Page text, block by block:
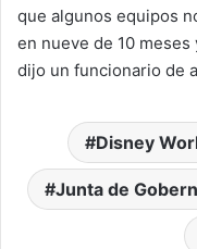
que algunos equipos
en nueve de 10
dijo un funcionario de
Disney
Junta de